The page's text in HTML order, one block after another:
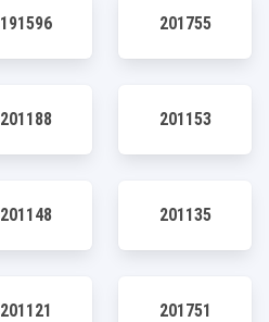
191596 201755
201188 201153
201148 201135
201121 201751